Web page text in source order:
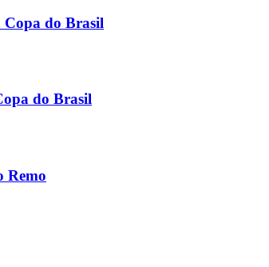
Copa do Brasil
do Brasil
Remo